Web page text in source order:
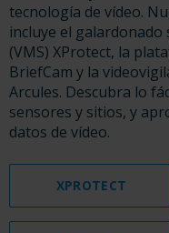
tecnología de vídeo.
incluye el
(VMS) XProtect, la
BriefCam y la
Arcules. Descubra lo
sensores y sitios, y
datos de vídeo.
XPROTECT